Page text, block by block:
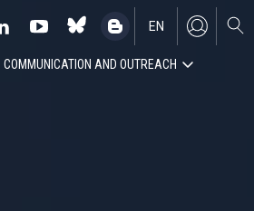
EN
ES
COMMUNICATION AND OUTREACH